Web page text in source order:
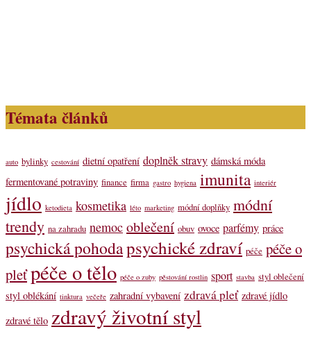
Témata článků
auto bylinky cestování dietní opatření doplněk stravy dámská móda
fermentované potraviny finance firma gastro hygiena imunita interiér
jídlo ketodieta kosmetika léto marketing módní doplňky módní
trendy na zahradu nemoc oblečení obuv ovoce parfémy práce
psychická pohodapsychické zdraví péče péče o
pleťpéče o tělo péče o zuby pěstování rostlin sport stavba styl oblečení
styl oblékání tinktura večeře zahradní vybavení zdravá pleť zdravé jídlo
zdravé tělo zdravý životní styl